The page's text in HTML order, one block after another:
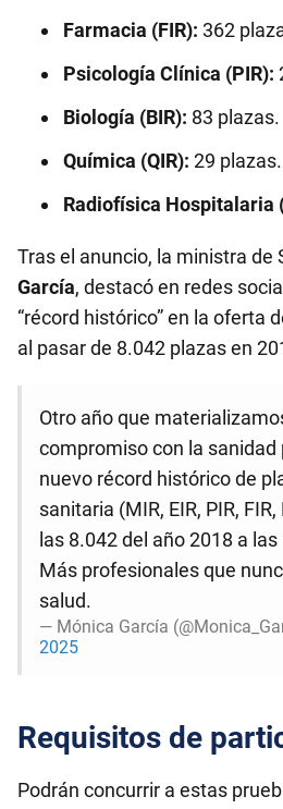
Farmacia (FIR): 362
Psicología Clínica (PIR):
Biología (BIR): 83 plazas.
Química (QIR): 29 plazas.
Radiofísica Hospitalaria
Tras el anuncio, la ministra de
García, destacó en redes
“récord histórico” en la oferta
al pasar de 8.042 plazas en
Otro año que
compromiso con la sanidad
nuevo récord histórico de
sanitaria (MIR, EIR, PIR, FIR,
las 8.042 del año 2018 a
Más profesionales que
salud.
— Mónica García
2025
Requisitos de
Podrán concurrir a estas